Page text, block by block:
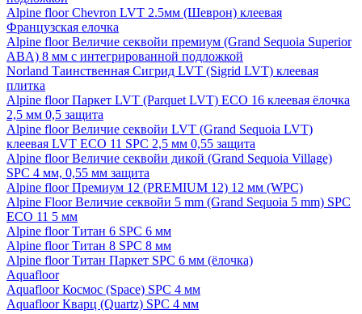
Alpine floor Chevron LVT 2.5мм (Шеврон) клеевая
Французская елочка
Alpine floor Величие секвойи премиум (Grand Sequoia Superior
ABA) 8 мм с интегрированной подложкой
Norland Таинственная Сигрид LVT (Sigrid LVT) клеевая
плитка
Alpine floor Паркет LVT (Parquet LVT) ECO 16 клеевая ёлочка
2,5 мм 0,5 защита
Alpine floor Величие секвойи LVT (Grand Sequoia LVT)
клеевая LVT ECO 11 SPC 2,5 мм 0,55 защита
Alpine floor Величие секвойи дикой (Grand Sequoia Village)
SPC 4 мм, 0,55 мм защита
Alpine floor Премиум 12 (PREMIUM 12) 12 мм (WPC)
Alpine Floor Величие секвойи 5 mm (Grand Sequoia 5 mm) SPC
ECO 11 5 мм
Alpine floor Титан 6 SPC 6 мм
Alpine floor Титан 8 SPC 8 мм
Alpine floor Титан Паркет SPC 6 мм (ёлочка)
Aquafloor
Aquafloor Космос (Space) SPC 4 мм
Aquafloor Кварц (Quartz) SPC 4 мм